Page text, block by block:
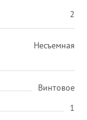
2
Несъемная
Винтовое
1